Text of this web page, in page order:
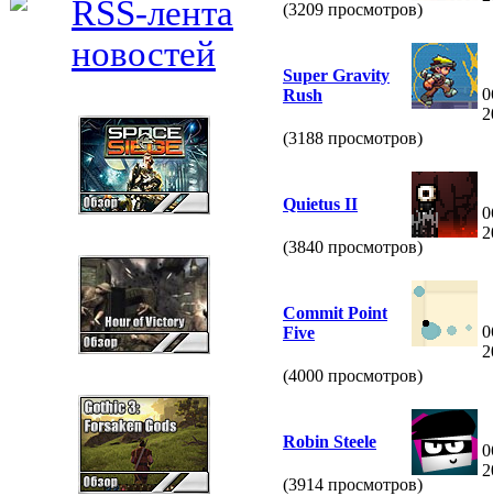
(3209 просмотров)
Super Gravity
Rush
(3188 просмотров)
Quietus II
(3840 просмотров)
Commit Point
Five
(4000 просмотров)
Robin Steele
(3914 просмотров)